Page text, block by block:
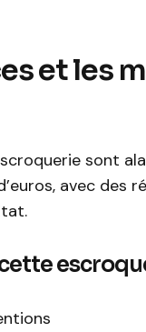
et les
sont
avec des